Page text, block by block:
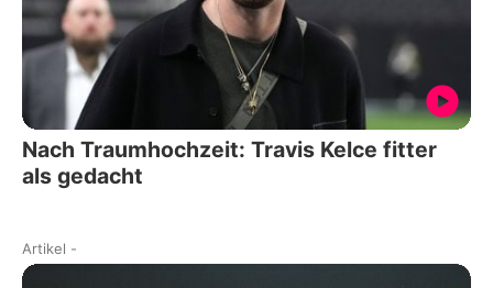
Nach Traumhochzeit: Travis Kelce fitter
als gedacht
Artikel -